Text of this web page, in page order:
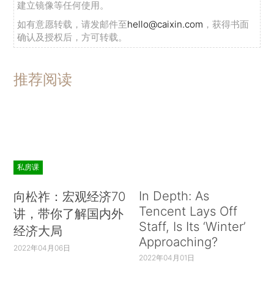
建立镜像等任何使用。
如有意愿转载，请发邮件至hello@caixin.com ，获得书面
确认及授权后，方可转载。
推荐阅读
私房课
向松祚：宏观经济70
讲，带你了解国内外
经济大局
2022年04月06日
In Depth: As
Tencent Lays Off
Staff, Is Its ‘Winter’
Approaching?
2022年04月01日